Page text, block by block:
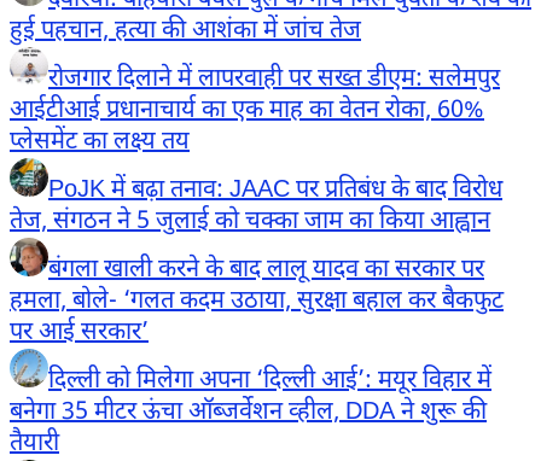
हुई पहचान, हत्या की आशंका में जांच तेज
रोजगार दिलाने में लापरवाही पर सख्त डीएम: सलेमपुर
आईटीआई प्रधानाचार्य का एक माह का वेतन रोका, 60%
प्लेसमेंट का लक्ष्य तय
PoJK में बढ़ा तनाव: JAAC पर प्रतिबंध के बाद विरोध
तेज, संगठन ने 5 जुलाई को चक्का जाम का किया आह्वान
बंगला खाली करने के बाद लालू यादव का सरकार पर
हमला, बोले- ‘गलत कदम उठाया, सुरक्षा बहाल कर बैकफुट
पर आई सरकार’
दिल्ली को मिलेगा अपना ‘दिल्ली आई’: मयूर विहार में
बनेगा 35 मीटर ऊंचा ऑब्जर्वेशन व्हील, DDA ने शुरू की
तैयारी